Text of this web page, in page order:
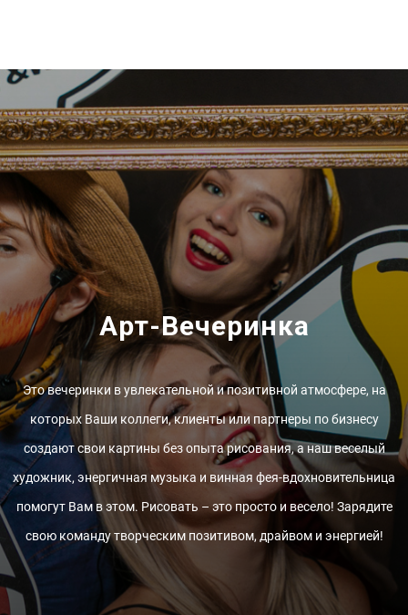
Арт-Вечеринка
Это вечеринки в увлекательной и позитивной атмосфере, на
которых Ваши коллеги, клиенты или партнеры по бизнесу
создают свои картины без опыта рисования, а наш веселый
художник, энергичная музыка и винная фея-вдохновительница
помогут Вам в этом. Рисовать – это просто и весело! Зарядите
свою команду творческим позитивом, драйвом и энергией!